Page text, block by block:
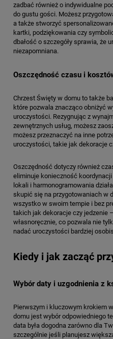
zadbać również o indywidualne
do gustu gości. Możesz
a także stworzyć
kartki, podziękowania czy
dbałość o szczegóły sprawia, że
niezapomniana.
Oszczędność czasu i
Chrzest Święty w domu to także
które pozwala znacząco obniżyć
uroczystości. Rezygnując z
zewnętrznych usług, możesz
możesz przeznaczyć na inne
uroczystości, takie jak dekoracje
Oszczędność dotyczy również
eliminuje konieczność
lokali i harmonogramowania
skupić się na przygotowaniach w
wszystko w swoim tempie i bez
takich jak dekoracje czy jedzenie
własnoręcznie, co pozwala nie
nadać uroczystości bardziej
Kiedy i jak zacząć
Wybór daty i uzgodnienia z
Pierwszym i kluczowym krokiem
domu jest wybór odpowiedniego
data była dogodna zarówno dla
szczególnie jeśli planujesz